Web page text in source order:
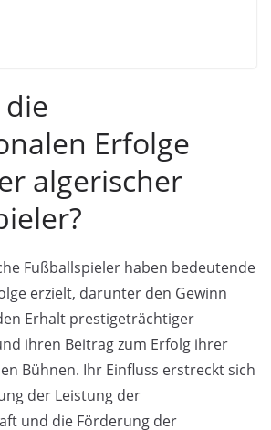
Erfolge
algerischer
Fußballspieler haben bedeutende
erzielt, darunter den Gewinn
Erhalt prestigeträchtiger
ihren Beitrag zum Erfolg ihrer
Bühnen. Ihr Einfluss erstreckt sich
der Leistung der
und die Förderung der